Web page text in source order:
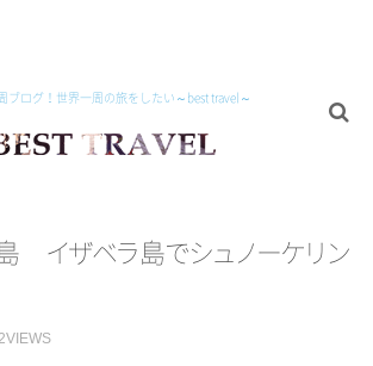
ブログ！世界一周の旅をしたい～best travel～
イザベラ島でシュ ノーケリ ン